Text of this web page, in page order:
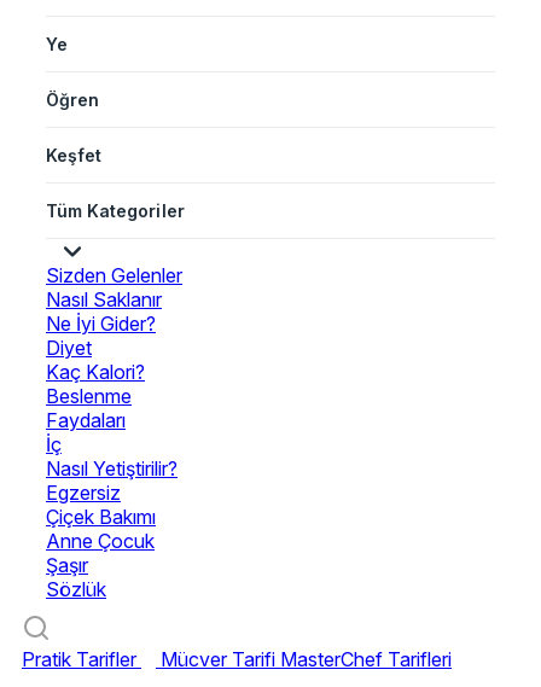
Ye
Öğren
Keşfet
Tüm Kategoriler
Sizden Gelenler
Nasıl Saklanır
Ne İyi Gider?
Diyet
Kaç Kalori?
Beslenme
Faydaları
İç
Nasıl Yetiştirilir?
Egzersiz
Çiçek Bakımı
Anne Çocuk
Şaşır
Sözlük
Pratik Tarifler Mücver Tarifi MasterChef Tarifleri